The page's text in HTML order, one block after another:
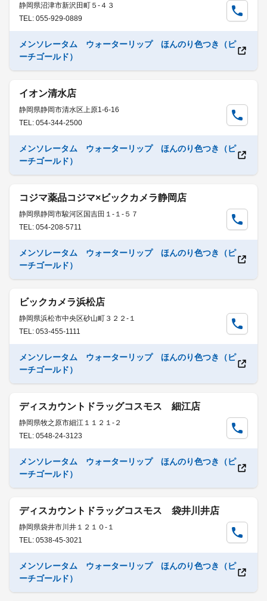
静岡県沼津市新沢田町５-４３
TEL: 055-929-0889
メンソレータム ウォーターリップ ほんのり色つき（ピ
ーチゴールド）
イオン清水店
静岡県静岡市清水区上原1-6-16
TEL: 054-344-2500
メンソレータム ウォーターリップ ほんのり色つき（ピ
ーチゴールド）
コジマ薬品コジマ×ビックカメラ静岡店
静岡県静岡市駿河区国吉田１-１-５７
TEL: 054-208-5711
メンソレータム ウォーターリップ ほんのり色つき（ピ
ーチゴールド）
ビックカメラ浜松店
静岡県浜松市中央区砂山町３２２-１
TEL: 053-455-1111
メンソレータム ウォーターリップ ほんのり色つき（ピ
ーチゴールド）
ディスカウントドラッグコスモス 細江店
静岡県牧之原市細江１１２１-２
TEL: 0548-24-3123
メンソレータム ウォーターリップ ほんのり色つき（ピ
ーチゴールド）
ディスカウントドラッグコスモス 袋井川井店
静岡県袋井市川井１２１０-１
TEL: 0538-45-3021
メンソレータム ウォーターリップ ほんのり色つき（ピ
ーチゴールド）